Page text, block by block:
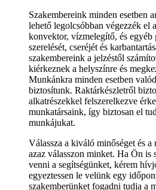
Szakembereink minden esetben
lehető legolcsóbban végezzék el
konvektor, vízmelegítő, és egyéb
szerelését, cseréjét és
szakembereink a jelzéstől
kiérkeznek a helyszínre és
Munkánkra minden esetben
biztosítunk. Raktárkészletről
alkatrészekkel felszerelkezve
munkatársaink, így biztosan el
munkájukat.
Válassza a kiváló minőséget és a
azaz válasszon minket. Ha Ön is
venni a segítségünket, kérem
egyeztessen le velünk egy
szakemberünket fogadni tudja a